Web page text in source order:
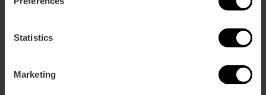
Statistics
Marketing
Campanya per mantindre neta l’arena “Con-
Itineraris mediambientals guiats i autoguiats
pel parc natural